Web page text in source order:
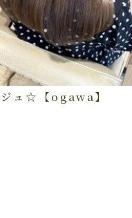
ュ☆【ogawa】